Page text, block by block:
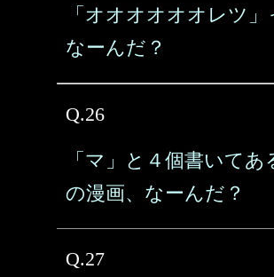
「オオオオオオレツ」
なーんだ？
Q.26
「マ」と４個書いてあ
の漫画、なーんだ？
Q.27